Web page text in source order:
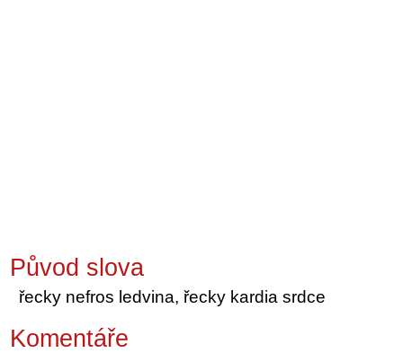
Původ slova
řecky nefros ledvina, řecky kardia srdce
Komentáře